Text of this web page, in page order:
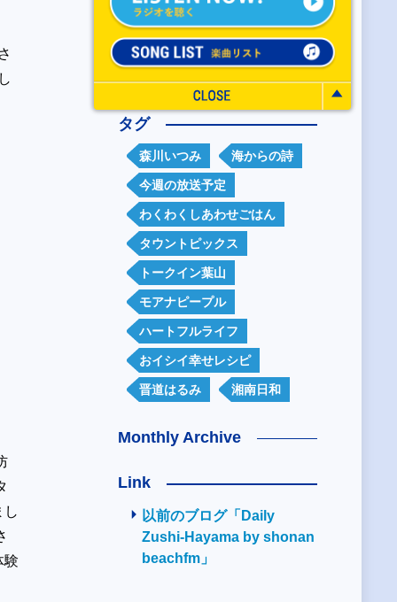
し
験
タグ
森川いつみ 海からの詩
今週の放送予定
わくわくしあわせごはん
タウントピックス
トークイン葉山
モアナピープル
ハートフルライフ
おイシイ幸せレシピ
晋道はるみ 湘南日和
Monthly Archive
Link
以前のブログ「Daily
Zushi-Hayama by shonan
beachfm」